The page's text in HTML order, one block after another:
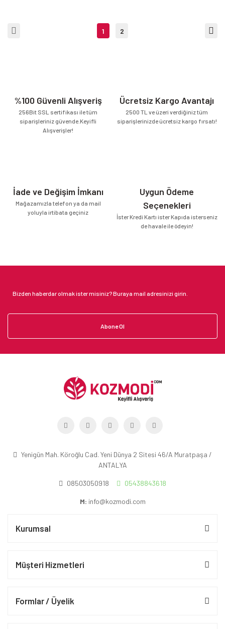
1 2
%100 Güvenli Alışveriş
256Bit SSL sertifikası ile tüm
siparişleriniz güvende.Keyifli
Alışverişler!
Ücretsiz Kargo Avantajı
2500 TL ve üzeri verdiğiniz tüm
siparişlerinizde ücretsiz kargo fırsatı!
İade ve Değişim İmkanı
Mağazamızla telefon ya da mail
yoluyla irtibata geçiniz
Uygun Ödeme
Seçenekleri
İster Kredi Kartı ister Kapıda isterseniz
de havale ile ödeyin!
Abone Ol
Yenigün Mah. Köroğlu Cad. Yeni Dünya 2 Sitesi 46/A Muratpaşa /
ANTALYA
08503050918 05438843618
M: info@kozmodi.com
Kurumsal
Müşteri Hizmetleri
Formlar / Üyelik